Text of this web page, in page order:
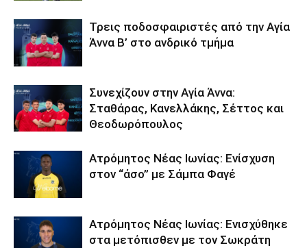
Τρεις ποδοσφαιριστές από την Αγία
Άννα Β’ στο ανδρικό τμήμα
Συνεχίζουν στην Αγία Άννα:
Σταθάρας, Κανελλάκης, Σέττος και
Θεοδωρόπουλος
Ατρόμητος Νέας Ιωνίας: Ενίσχυση
στον “άσο” με Σάμπα Φαγέ
Ατρόμητος Νέας Ιωνίας: Ενισχύθηκε
στα μετόπισθεν με τον Σωκράτη